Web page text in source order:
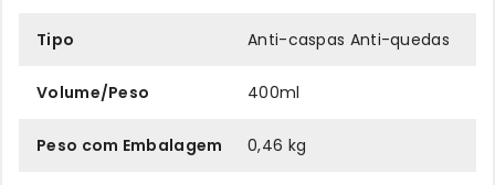
Tipo Anti-caspas Anti-quedas
Volume/Peso 400ml
Peso com Embalagem 0,46 kg